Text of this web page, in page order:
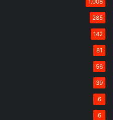
1.008
285
142
81
56
39
6
6